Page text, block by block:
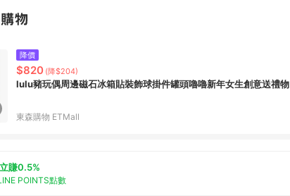
降價
$820 (降$204)
lulu豬玩偶周邊磁石冰箱貼裝飾球掛件罐頭嚕嚕新年女生創意送禮物
東森購物 ETMall
賺0.5%
POINTS點數